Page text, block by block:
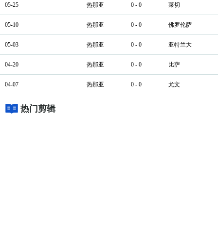
05-25 热那亚 0 - 0 莱切
05-10 热那亚 0 - 0 佛罗伦萨
05-03 热那亚 0 - 0 亚特兰大
04-20 热那亚 0 - 0 比萨
04-07 热那亚 0 - 0 尤文
热门剪辑